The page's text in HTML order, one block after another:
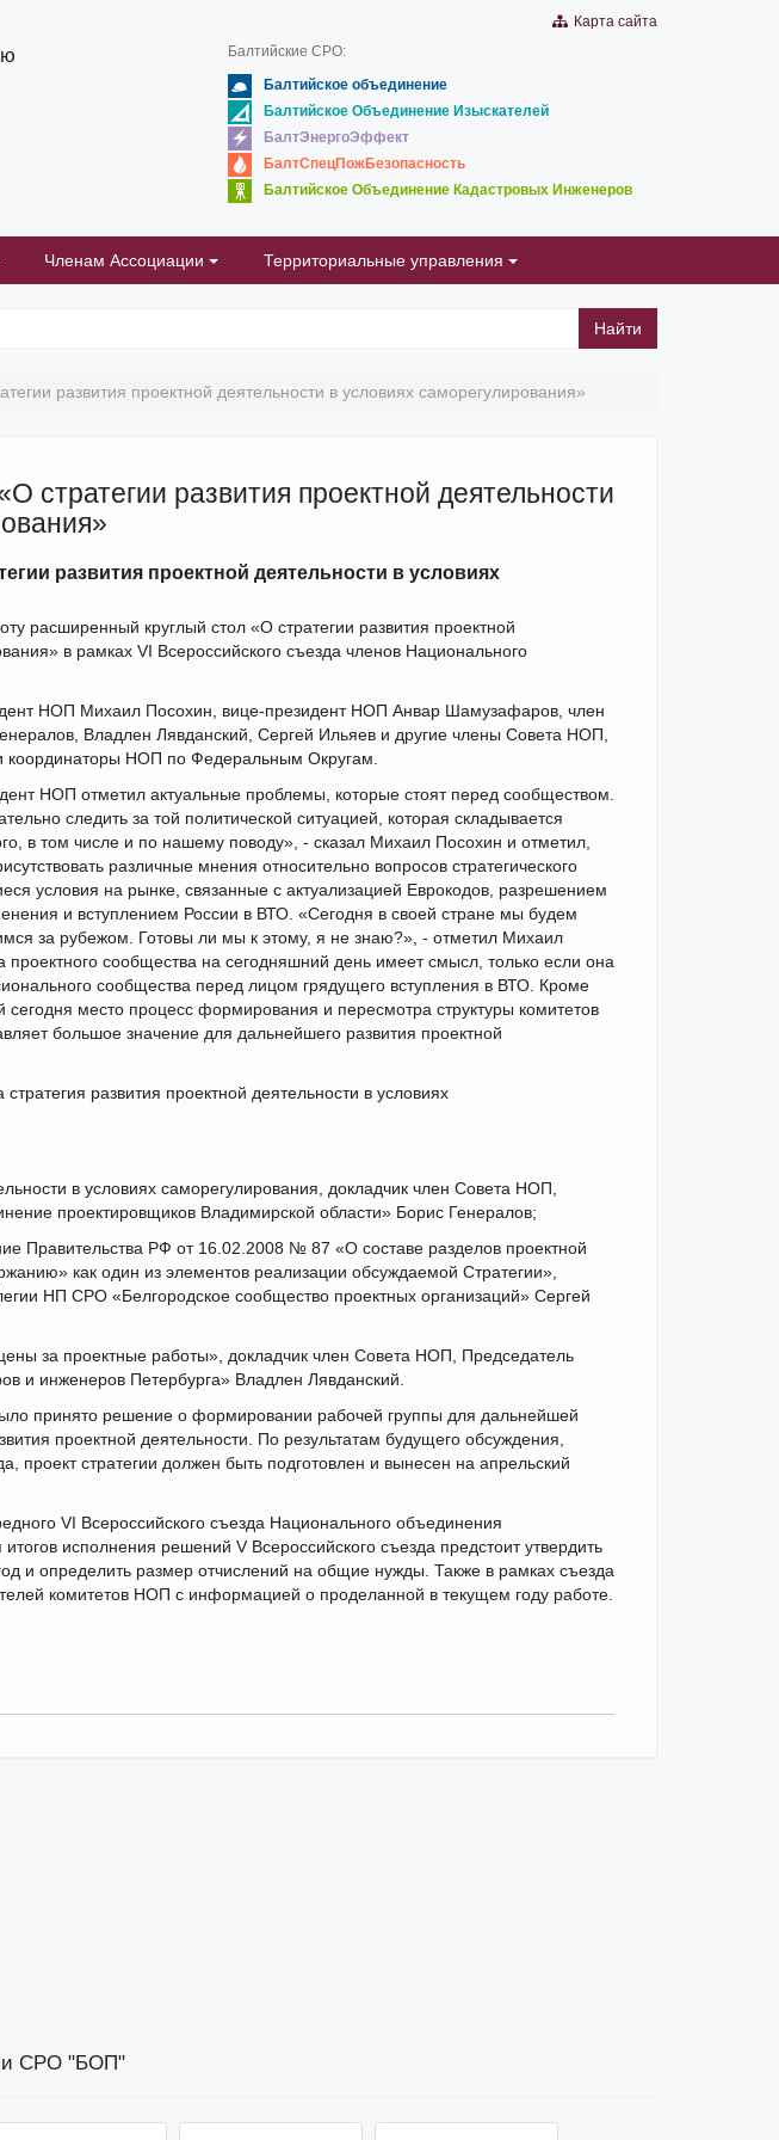
Карта сайта
Балтийские СРО:
Балтийское объединение
Балтийское Объединение Изыскателей
БалтЭнергоЭффект
БалтСпецПожБезопасность
Балтийское Объединение Кадастровых Инженеров
Членам Ассоциации Территориальные управления
Найти
развития проектной деятельности в условиях саморегулирования»
стратегии развития проектной деятельности
развития проектной деятельности в условиях
расширенный круглый стол «О стратегии развития проектной
в рамках VI Всероссийского съезда членов Национального
НОП Михаил Посохин, вице-президент НОП Анвар Шамузафаров, член
Владлен Лявданский, Сергей Ильяев и другие члены Совета НОП,
координаторы НОП по Федеральным Округам.
НОП отметил актуальные проблемы, которые стоят перед сообществом.
следить за той политической ситуацией, которая складывается
в том числе и по нашему поводу», - сказал Михаил Посохин и отметил,
различные мнения относительно вопросов стратегического
условия на рынке, связанные с актуализацией Еврокодов, разрешением
и вступлением России в ВТО. «Сегодня в своей стране мы будем
за рубежом. Готовы ли мы к этому, я не знаю?», - отметил Михаил
проектного сообщества на сегодняшний день имеет смысл, только если она
сообщества перед лицом грядущего вступления в ВТО. Кроме
место процесс формирования и пересмотра структуры комитетов
большое значение для дальнейшего развития проектной
развития проектной деятельности в условиях
в условиях саморегулирования, докладчик член Совета НОП,
проектировщиков Владимирской области» Борис Генералов;
Правительства РФ от 16.02.2008 № 87 «О составе разделов проектной
как один из элементов реализации обсуждаемой Стратегии»,
НП СРО «Белгородское сообщество проектных организаций» Сергей
за проектные работы», докладчик член Совета НОП, Председатель
и инженеров Петербурга» Владлен Лявданский.
принято решение о формировании рабочей группы для дальнейшей
проектной деятельности. По результатам будущего обсуждения,
проект стратегии должен быть подготовлен и вынесен на апрельский
VI Всероссийского съезда Национального объединения
исполнения решений V Всероссийского съезда предстоит утвердить
и определить размер отчислений на общие нужды. Также в рамках съезда
комитетов НОП с информацией о проделанной в текущем году работе.
СРО "БОП"